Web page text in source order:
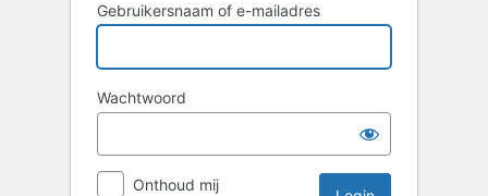
Gebruikersnaam of e-mailadres
Wachtwoord
Onthoud mij